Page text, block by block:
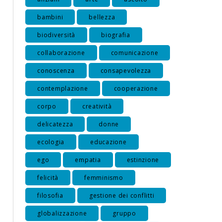
bambini bellezza
biodiversità biografia
collaborazione comunicazione
conoscenza consapevolezza
contemplazione cooperazione
corpo creatività
delicatezza donne
ecologia educazione
ego empatia estinzione
felicità femminismo
filosofia gestione dei conflitti
globalizzazione gruppo